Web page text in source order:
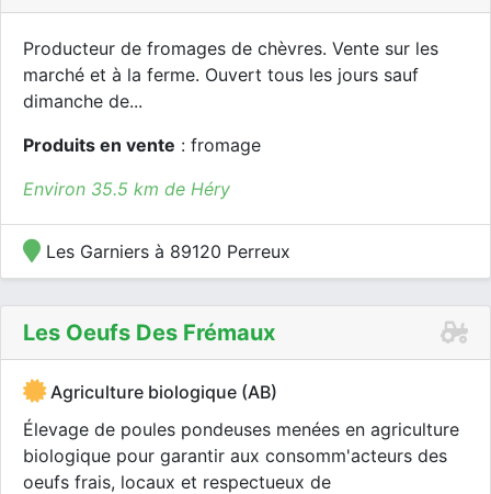
Producteur de fromages de chèvres. Vente sur les
marché et à la ferme. Ouvert tous les jours sauf
dimanche de...
Produits en vente : fromage
Environ 35.5 km de Héry
Les Garniers à 89120 Perreux
Les Oeufs Des Frémaux
Agriculture biologique (AB)
Élevage de poules pondeuses menées en agriculture
biologique pour garantir aux consomm'acteurs des
oeufs frais, locaux et respectueux de